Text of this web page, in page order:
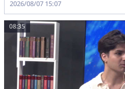
2026/08/07 15:07
08:35